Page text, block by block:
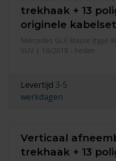
trekhaak + 13
originele kabelset
Mercedes GLE-klasse (type
SUV | 10/2018 - heden
Levertijd 3-5
werkdagen
Verticaal
trekhaak + 13